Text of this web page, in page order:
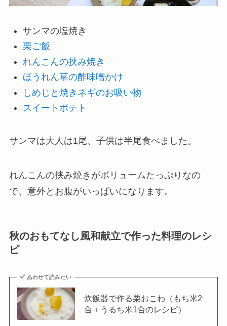
サンマの塩焼き
栗ご飯
れんこんの挟み焼き
ほうれん草の酢味噌かけ
しめじと焼きネギのお吸い物
スイートポテト
サンマは大人は1尾、子供は半尾食べました。
れんこんの挟み焼きがボリュームたっぷりなの
で、意外とお腹がいっぱいになります。
秋のおもてなし風和献立で作った料理のレシ
ピ
あわせて読みたい
炊飯器で作る栗おこわ（もち米2
合＋うるち米1合のレシピ）